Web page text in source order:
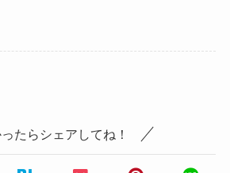
たらシェアしてね！